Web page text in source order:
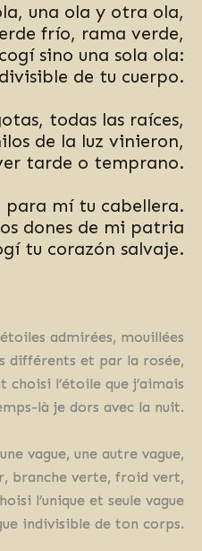
una ola y otra ola,
frío, rama verde,
sino una sola ola:
de tu cuerpo.
todas las raíces,
de la luz vinieron,
tarde o temprano.
para mí tu cabellera.
dones de mi patria
tu corazón salvaje.
admirées, mouillées
différents et par la rosée,
choisi l’étoile que j’aimais
là je dors avec la nuit.
vague, une autre vague,
branche verte, froid vert,
l’unique et seule vague
indivisible de ton corps.